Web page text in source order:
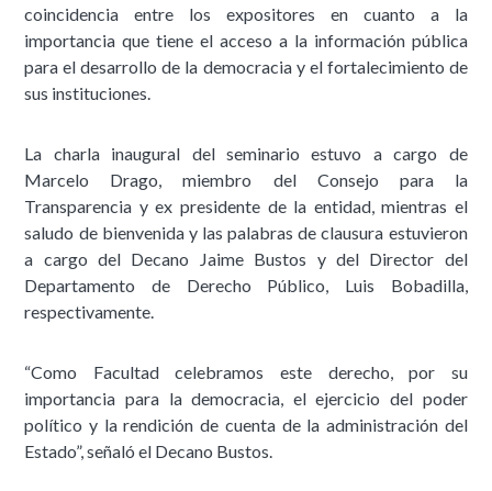
coincidencia entre los expositores en cuanto a la
importancia que tiene el acceso a la información pública
para el desarrollo de la democracia y el fortalecimiento de
sus instituciones.
La charla inaugural del seminario estuvo a cargo de
Marcelo Drago, miembro del Consejo para la
Transparencia y ex presidente de la entidad, mientras el
saludo de bienvenida y las palabras de clausura estuvieron
a cargo del Decano Jaime Bustos y del Director del
Departamento de Derecho Público, Luis Bobadilla,
respectivamente.
“Como Facultad celebramos este derecho, por su
importancia para la democracia, el ejercicio del poder
político y la rendición de cuenta de la administración del
Estado”, señaló el Decano Bustos.